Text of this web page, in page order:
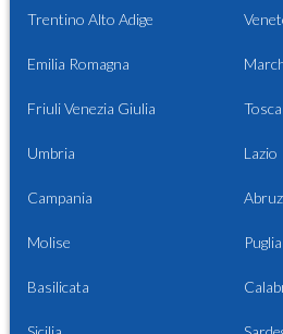
Trentino Alto Adige
Emilia Romagna
Friuli Venezia Giulia
Umbria Lazio
Campania
Molise Puglia
Basilicata